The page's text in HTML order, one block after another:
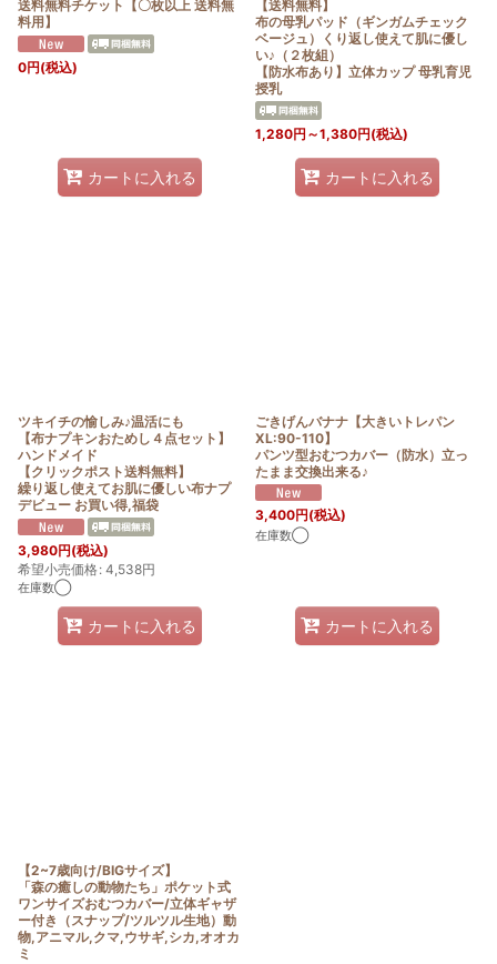
送料無料チケット【〇枚以上 送料無
料用】
0円(税込)
カートに入れる
【送料無料】
布の母乳パッド（ギンガムチェック
ベージュ）くり返し使えて肌に優し
い♪（２枚組）
【防水布あり】立体カップ 母乳育児
授乳
1,280円 ～1,380円(税込)
カートに入れる
ツキイチの愉しみ♪温活にも
【布ナプキンおためし４点セット】
ハンドメイド
【クリックポスト送料無料】
繰り返し使えてお肌に優しい布ナプ
デビュー お買い得,福袋
3,980円(税込)
希望小売価格: 4,538円
在庫数◯
カートに入れる
ごきげんバナナ【大きいトレパン
XL:90-110】
パンツ型おむつカバー（防水）立っ
たまま交換出来る♪
3,400円(税込)
在庫数◯
カートに入れる
【2~7歳向け/BIGサイズ】
「森の癒しの動物たち」ポケット式
ワンサイズおむつカバー/立体ギャザ
ー付き（スナップ/ツルツル生地）動
物,アニマル,クマ,ウサギ,シカ,オオカ
ミ